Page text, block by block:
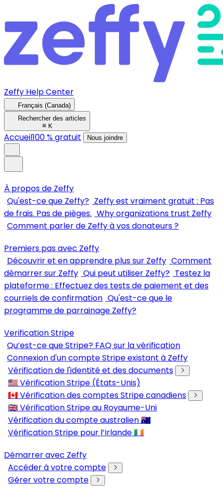
Zeffy Help Center
Français (Canada)
Rechercher des articles
⌘ K
Accueil100 % gratuit Nous joindre
À propos de Zeffy
Qu'est-ce que Zeffy? Zeffy est vraiment gratuit : Pas
de frais. Pas de pièges. Why organizations trust Zeffy
Comment parler de Zeffy à vos donateurs ?
Premiers pas avec Zeffy
Découvrir et en apprendre plus sur Zeffy Comment
démarrer sur Zeffy Qui peut utiliser Zeffy? Testez la
plateforme : Effectuez des tests de paiement et des
courriels de confirmation Qu'est-ce que le
programme de parrainage Zeffy?
Verification Stripe
Qu’est-ce que Stripe? FAQ sur la vérification
Connexion d'un compte Stripe existant à Zeffy
Vérification de l'identité et des documents
🇺🇸 Vérification Stripe (États-Unis)
🇨🇦 Vérification des comptes Stripe canadiens
🇬🇧 Vérification Stripe au Royaume-Uni
Vérification du compte australien 🇦🇺
Vérification Stripe pour l’Irlande 🇮🇪
Démarrer avec Zeffy
Accéder à votre compte
Gérer votre compte